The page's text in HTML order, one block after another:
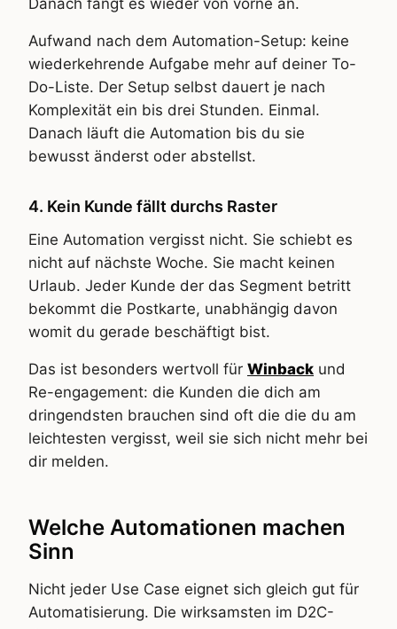
Danach fängt es wieder von vorne an.
Aufwand nach dem Automation-Setup: keine
wiederkehrende Aufgabe mehr auf deiner To-
Do-Liste. Der Setup selbst dauert je nach
Komplexität ein bis drei Stunden. Einmal.
Danach läuft die Automation bis du sie
bewusst änderst oder abstellst.
4. Kein Kunde fällt durchs Raster
Eine Automation vergisst nicht. Sie schiebt es
nicht auf nächste Woche. Sie macht keinen
Urlaub. Jeder Kunde der das Segment betritt
bekommt die Postkarte, unabhängig davon
womit du gerade beschäftigt bist.
Das ist besonders wertvoll für Winback und
Re-engagement: die Kunden die dich am
dringendsten brauchen sind oft die die du am
leichtesten vergisst, weil sie sich nicht mehr bei
dir melden.
Welche Automationen machen
Sinn
Nicht jeder Use Case eignet sich gleich gut für
Automatisierung. Die wirksamsten im D2C-